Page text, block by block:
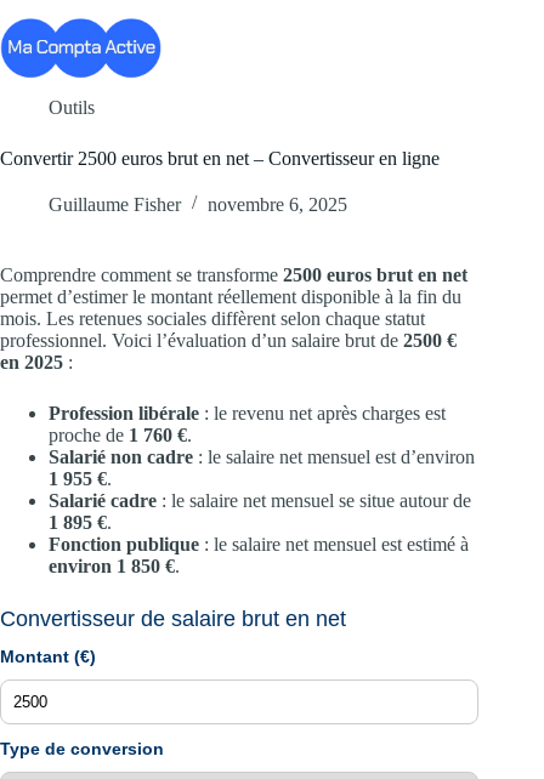
au
contenu
Outils
Convertir 2500 euros brut en net – Convertisseur en ligne
Guillaume Fisher novembre 6, 2025
Comprendre comment se transforme 2500 euros brut en net
permet d’estimer le montant réellement disponible à la fin du
mois. Les retenues sociales diffèrent selon chaque statut
professionnel. Voici l’évaluation d’un salaire brut de 2500 €
en 2025 :
Profession libérale : le revenu net après charges est
proche de 1 760 €.
Salarié non cadre : le salaire net mensuel est d’environ
1 955 €.
Salarié cadre : le salaire net mensuel se situe autour de
1 895 €.
Fonction publique : le salaire net mensuel est estimé à
environ 1 850 €.
Convertisseur de salaire brut en net
Montant (€)
Type de conversion